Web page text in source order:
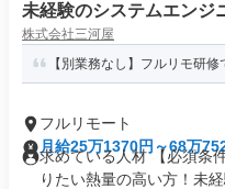
未経験のシステムエンジ
株式会社三河屋
【別業務なし】フルリモ研
フルリモート
月給25万1370円～68万
求めている人材 【必須条
りたい熱量の高い方！未経